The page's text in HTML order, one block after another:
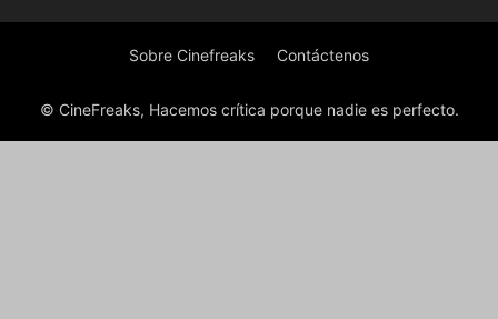
Sobre Cinefreaks Contáctenos
© CineFreaks, Hacemos crítica porque nadie es perfecto.